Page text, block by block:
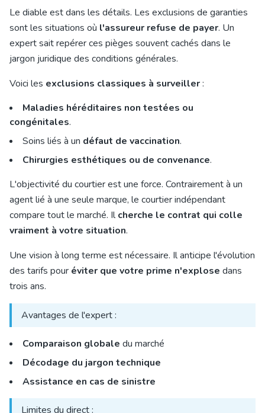
Le diable est dans les détails. Les exclusions de garanties
sont les situations où l'assureur refuse de payer. Un
expert sait repérer ces pièges souvent cachés dans le
jargon juridique des conditions générales.
Voici les exclusions classiques à surveiller:
Maladies héréditaires non testées ou
congénitales.
Soins liés à un défaut de vaccination.
Chirurgies esthétiques ou de convenance.
L'objectivité du courtier est une force. Contrairement à un
agent lié à une seule marque, le courtier indépendant
compare tout le marché. Ilcherche le contrat qui colle
vraiment à votre situation.
Une vision à long terme est nécessaire. Il anticipe l'évolution
des tarifs pour éviter que votre prime n'explose dans
trois ans.
Avantages de l'expert :
Comparaison globale du marché
Décodage du jargon technique
Assistance en cas de sinistre
Limites du direct :